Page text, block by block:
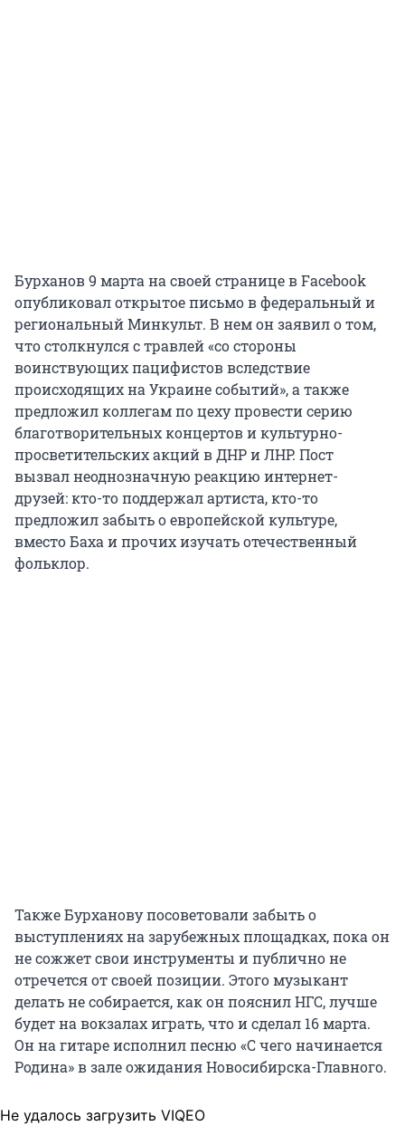
Бурханов 9 марта на своей странице в Facebook
опубликовал открытое письмо в федеральный и
региональный Минкульт. В нем он заявил о том,
что столкнулся с травлей «со стороны
воинствующих пацифистов вследствие
происходящих на Украине событий», а также
предложил коллегам по цеху провести серию
благотворительных концертов и культурно-
просветительских акций в ДНР и ЛНР. Пост
вызвал неоднозначную реакцию интернет-
друзей: кто-то поддержал артиста, кто-то
предложил забыть о европейской культуре,
вместо Баха и прочих изучать отечественный
фольклор.
Также Бурханову посоветовали забыть о
выступлениях на зарубежных площадках, пока он
не сожжет свои инструменты и публично не
отречется от своей позиции. Этого музыкант
делать не собирается, как он пояснил НГС, лучше
будет на вокзалах играть, что и сделал 16 марта.
Он на гитаре исполнил песню «С чего начинается
Родина» в зале ожидания Новосибирска-Главного.
Не удалось загрузить VIQEO